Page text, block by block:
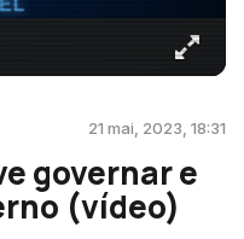
21 mai, 2023, 18:31
governar e
(vídeo)